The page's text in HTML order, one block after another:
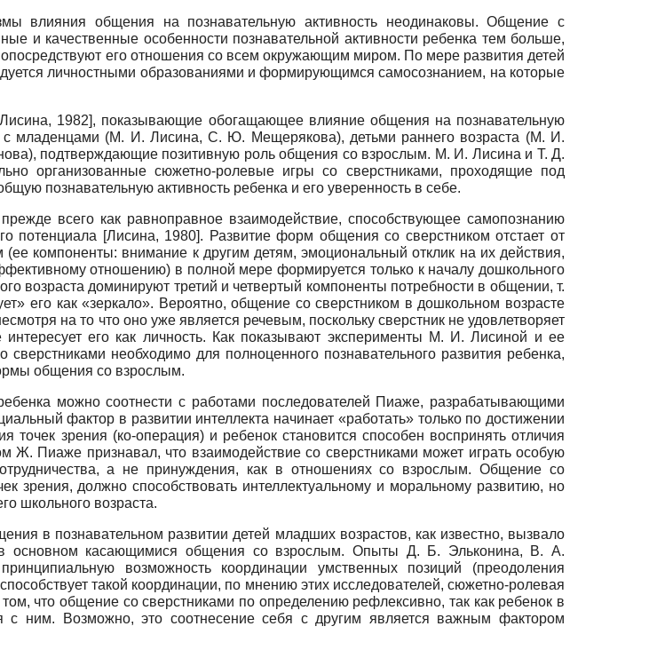
влияния общения на познавательную активность неодинаковы. Общение с
и качественные особенности познавательной активности ребенка тем больше,
его отношения со всем окружающим миром. По мере развития детей
личностными образованиями и формирующимся самосознанием, на которые
Лисина, 1982], показывающие обогащающее влияние общения на познавательную
с младенцами (М. И. Лисина, С. Ю. Мещерякова), детьми раннего возраста (М. И.
подтверждающие позитивную роль общения со взрослым. М. И. Лисина и Т. Д.
организованные сюжетно-ролевые игры со сверстниками, проходящие под
познавательную активность ребенка и его уверенность в себе.
всего как равноправное взаимодействие, способствующее самопознанию
потенциала [Лисина, 1980]. Развитие форм общения со сверстником отстает от
компоненты: внимание к другим детям, эмоциональный отклик на их действия,
отношению) в полной мере формируется только к началу дошкольного
возраста доминируют третий и четвертый компоненты потребности в общении, т.
его как «зеркало». Вероятно, общение со сверстником в дошкольном возрасте
на то что оно уже является речевым, поскольку сверстник не удовлетворяет
его как личность. Как показывают эксперименты М. И. Лисиной и ее
необходимо для полноценного познавательного развития ребенка,
общения со взрослым.
можно соотнести с работами последователей Пиаже, разрабатывающими
фактор в развитии интеллекта начинает «работать» только по достижении
точек зрения (ко-операция) и ребенок становится способен воспринять отличия
Ж. Пиаже признавал, что взаимодействие со сверстниками может играть особую
а не принуждения, как в отношениях со взрослым. Общение со
зрения, должно способствовать интеллектуальному и моральному развитию, но
школьного возраста.
в познавательном развитии детей младших возрастов, как известно, вызвало
в основном касающимися общения со взрослым. Опыты Д. Б. Эльконина, В. А.
возможность координации умственных позиций (преодоления
такой координации, по мнению этих исследователей, сюжетно-ролевая
что общение со сверстниками по определению рефлексивно, так как ребенок в
с ним. Возможно, это соотнесение себя с другим является важным фактором